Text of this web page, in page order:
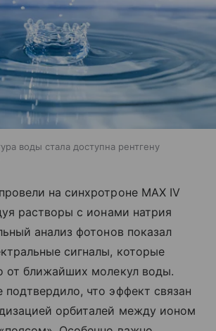
воды стала доступна рентгену
на синхротроне MAX IV
растворы с ионами натрия
анализ фотонов показал
сигналы, которые
от ближайших молекул воды.
что эффект связан
орбиталей между ионом